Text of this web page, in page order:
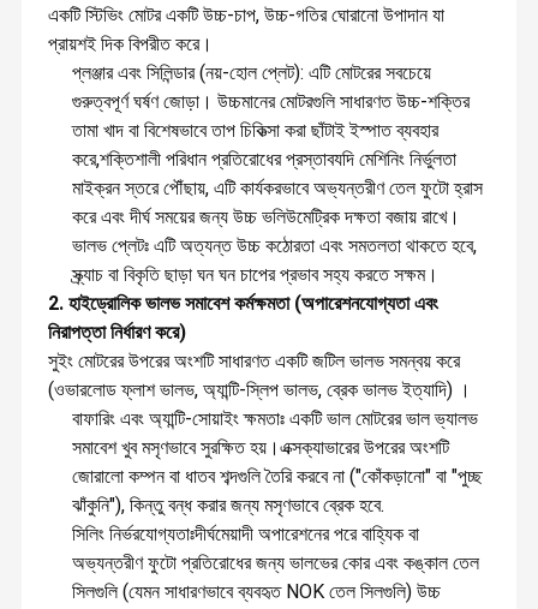
একটি স্টিভিং মোটর একটি উচ্চ-চাপ, উচ্চ-গতির ঘোরানো উপাদান যা
প্রায়শই দিক বিপরীত করে।
প্লঞ্জার এবং সিলিন্ডার (নয়-হোল প্লেট): এটি মোটরের সবচেয়ে
গুরুত্বপূর্ণ ঘর্ষণ জোড়া। উচ্চমানের মোটরগুলি সাধারণত উচ্চ-শক্তির
তামা খাদ বা বিশেষভাবে তাপ চিকিত্সা করা ছাঁটাই ইস্পাত ব্যবহার
করে,শক্তিশালী পরিধান প্রতিরোধের প্রস্তাবযদি মেশিনিং নির্ভুলতা
মাইক্রন স্তরে পৌঁছায়, এটি কার্যকরভাবে অভ্যন্তরীণ তেল ফুটো হ্রাস
করে এবং দীর্ঘ সময়ের জন্য উচ্চ ভলিউমেট্রিক দক্ষতা বজায় রাখে।
ভালভ প্লেটঃ এটি অত্যন্ত উচ্চ কঠোরতা এবং সমতলতা থাকতে হবে,
স্ক্র্যাচ বা বিকৃতি ছাড়া ঘন ঘন চাপের প্রভাব সহ্য করতে সক্ষম।
2. হাইড্রোলিক ভালভ সমাবেশ কর্মক্ষমতা (অপারেশনযোগ্যতা এবং
নিরাপত্তা নির্ধারণ করে)
সুইং মোটরের উপরের অংশটি সাধারণত একটি জটিল ভালভ সমন্বয় করে
(ওভারলোড ফ্লাশ ভালভ, অ্যান্টি-স্লিপ ভালভ, ব্রেক ভালভ ইত্যাদি) ।
বাফারিং এবং অ্যান্টি-সোয়াইং ক্ষমতাঃ একটি ভাল মোটরের ভাল ভ্যালভ
সমাবেশ খুব মসৃণভাবে সুরক্ষিত হয়।এক্সক্যাভারের উপরের অংশটি
জোরালো কম্পন বা ধাতব শব্দগুলি তৈরি করবে না ("কোঁকড়ানো" বা "পুচ্ছ
ঝাঁকুনি"), কিন্তু বন্ধ করার জন্য মসৃণভাবে ব্রেক হবে.
সিলিং নির্ভরযোগ্যতাঃদীর্ঘমেয়াদী অপারেশনের পরে বাহ্যিক বা
অভ্যন্তরীণ ফুটো প্রতিরোধের জন্য ভালভের কোর এবং কঙ্কাল তেল
সিলগুলি (যেমন সাধারণভাবে ব্যবহৃত NOK তেল সিলগুলি) উচ্চ